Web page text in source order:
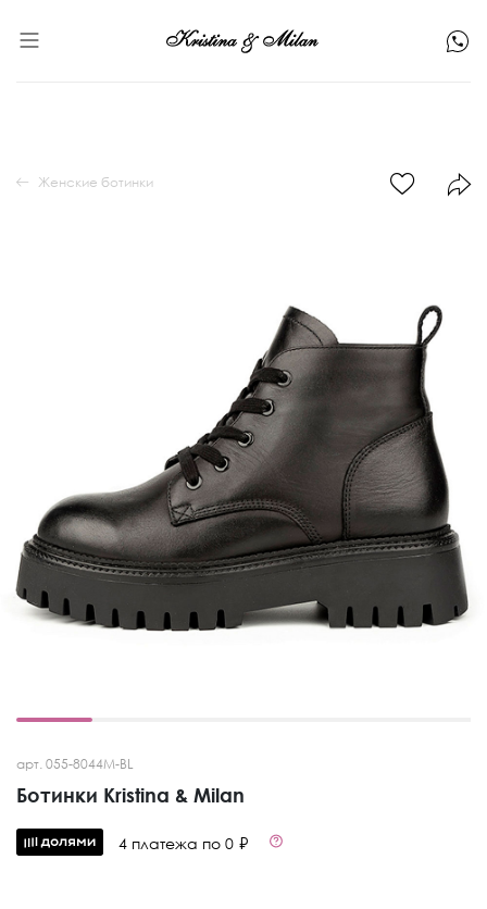
арт. 055-8044M-BL
Ботинки Kristina & Milan
4 платежа по 0 ₽
Женские ботинки